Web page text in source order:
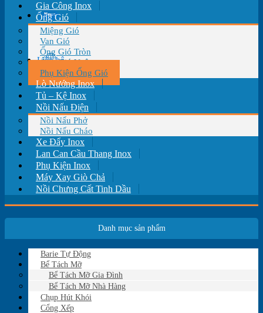
Tin tức
Liên hệ
Gia Công Inox
Ống Gió
Miệng Gió
Van Gió
Ống Gió Tròn
Ống Gió Vuông
Phụ Kiện Ống Gió
Lò Nướng Inox
Tủ – Kệ Inox
Nồi Nấu Điện
Nồi Nấu Phở
Nồi Nấu Cháo
Xe Đẩy Inox
Lan Can Cầu Thang Inox
Phụ Kiện Inox
Máy Xay Giò Chả
Nồi Chưng Cất Tinh Dầu
Danh mục sản phẩm
Barie Tự Động
Bể Tách Mỡ
Bể Tách Mỡ Gia Đình
Bể Tách Mỡ Nhà Hàng
Chụp Hút Khói
Cổng Xếp